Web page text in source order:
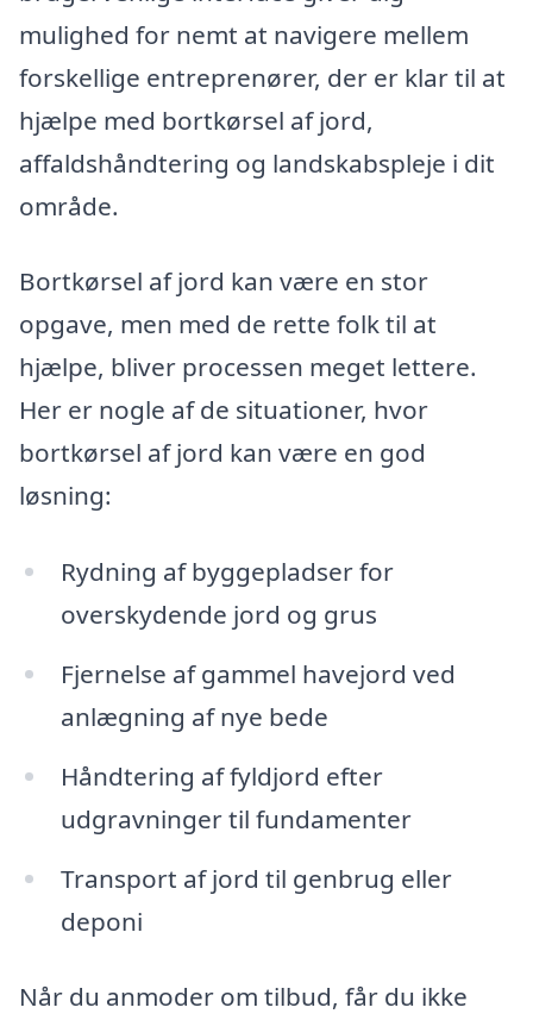
mulighed for nemt at navigere mellem
forskellige entreprenører, der er klar til at
hjælpe med bortkørsel af jord,
affaldshåndtering og landskabspleje i dit
område.
Bortkørsel af jord kan være en stor
opgave, men med de rette folk til at
hjælpe, bliver processen meget lettere.
Her er nogle af de situationer, hvor
bortkørsel af jord kan være en god
løsning:
Rydning af byggepladser for
overskydende jord og grus
Fjernelse af gammel havejord ved
anlægning af nye bede
Håndtering af fyldjord efter
udgravninger til fundamenter
Transport af jord til genbrug eller
deponi
Når du anmoder om tilbud, får du ikke